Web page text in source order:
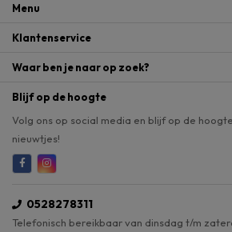
Menu
Klantenservice
Waar ben je naar op zoek?
Blijf op de hoogte
Volg ons op social media en blijf op de
nieuwtjes!
0528278311
Telefonisch bereikbaar van dinsdag t/m